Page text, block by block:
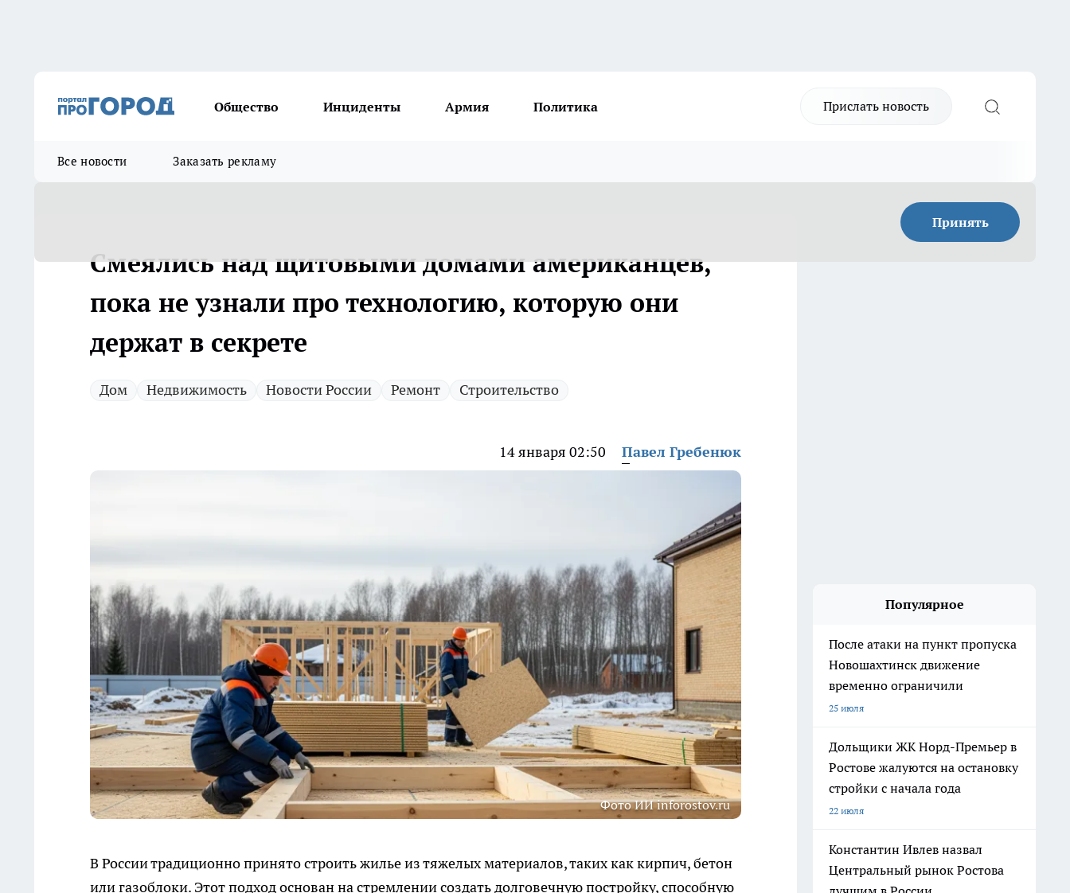
Общество Инциденты Армия Политика Прислать новость
Все новости Заказать рекламу
Принять
Смеялись над щитовыми домами американцев,
пока не узнали про технологию, которую они
держат в секрете
Дом Недвижимость Новости России Ремонт Строительство
14 января 02:50 Павел Гребенюк
Фото ИИ inforostov.ru
В России традиционно принято строить жилье из тяжелых материалов, таких как кирпич, бетон
или газоблоки. Этот подход основан на стремлении создать долговечную постройку, способную
Популярное
После атаки на пункт пропуска
Новошахтинск движение
временно ограничили
25 июля
Дольщики ЖК Норд-Премьер в
Ростове жалуются на остановку
стройки с начала года
22 июля
Константин Ивлев назвал
Центральный рынок Ростова